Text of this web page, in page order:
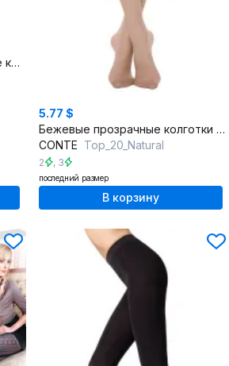
Бежевые прозрачные колготки из трикотажа с комфортной посадкой
5.77 $
Бежевые прозрачные колготки из трикотажа с регулируемой посадкой
CONTE Top_20_Natural
2 , 3
последний размер
В корзину